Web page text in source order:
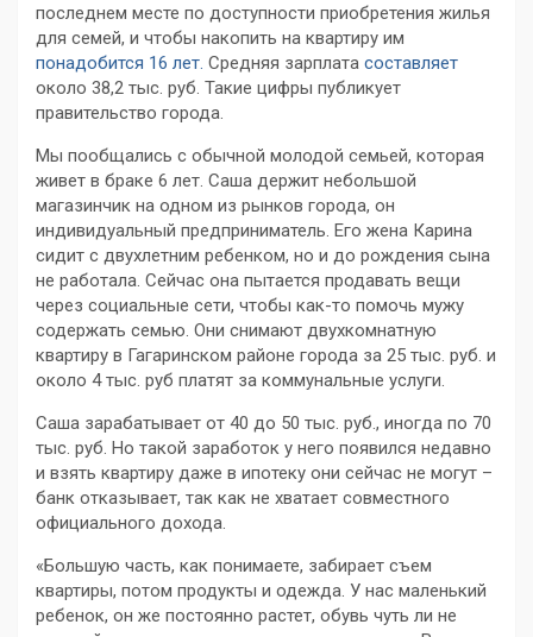
последнем месте по доступности приобретения жилья
для семей, и чтобы накопить на квартиру им
понадобится 16 лет. Средняя зарплата составляет
около 38,2 тыс. руб. Такие цифры публикует
правительство города.
Мы пообщались с обычной молодой семьей, которая
живет в браке 6 лет. Саша держит небольшой
магазинчик на одном из рынков города, он
индивидуальный предприниматель. Его жена Карина
сидит с двухлетним ребенком, но и до рождения сына
не работала. Сейчас она пытается продавать вещи
через социальные сети, чтобы как-то помочь мужу
содержать семью. Они снимают двухкомнатную
квартиру в Гагаринском районе города за 25 тыс. руб. и
около 4 тыс. руб платят за коммунальные услуги.
Саша зарабатывает от 40 до 50 тыс. руб., иногда по 70
тыс. руб. Но такой заработок у него появился недавно
и взять квартиру даже в ипотеку они сейчас не могут –
банк отказывает, так как не хватает совместного
официального дохода.
«Большую часть, как понимаете, забирает съем
квартиры, потом продукты и одежда. У нас маленький
ребенок, он же постоянно растет, обувь чуть ли не